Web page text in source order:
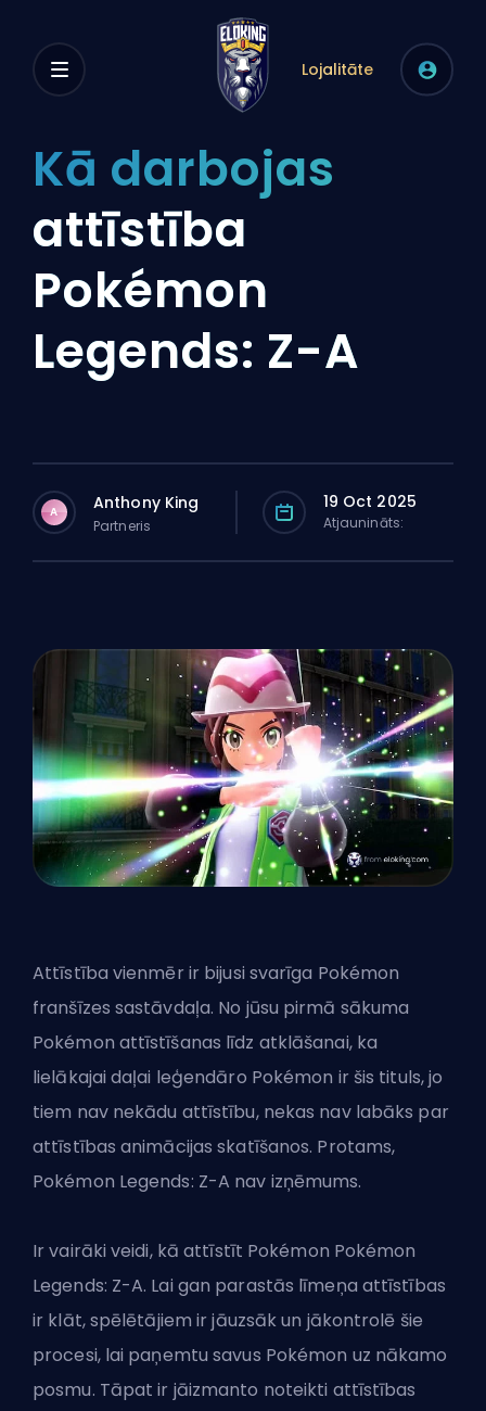
Lojalitāte
Kā darbojas
attīstība
Pokémon
Legends: Z-A
A Anthony King
Partneris
19 Oct 2025
Atjaunināts:
Attīstība vienmēr ir bijusi svarīga Pokémon
franšīzes sastāvdaļa. No jūsu pirmā sākuma
Pokémon attīstīšanas līdz atklāšanai, ka
lielākajai daļai leģendāro Pokémon ir šis tituls, jo
tiem nav nekādu attīstību, nekas nav labāks par
attīstības animācijas skatīšanos. Protams,
Pokémon Legends: Z-A nav izņēmums.
Ir vairāki veidi, kā attīstīt Pokémon Pokémon
Legends: Z-A. Lai gan parastās līmeņa attīstības
ir klāt, spēlētājiem ir jāuzsāk un jākontrolē šie
procesi, lai paņemtu savus Pokémon uz nākamo
posmu. Tāpat ir jāizmanto noteikti attīstības